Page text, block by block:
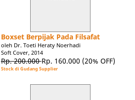
Boxset Berpijak Pada Filsafat
oleh Dr. Toeti Heraty Noerhadi
Soft Cover, 2014
Rp. 200.000Rp. 160.000 (20% OFF)
Stock di Gudang Supplier